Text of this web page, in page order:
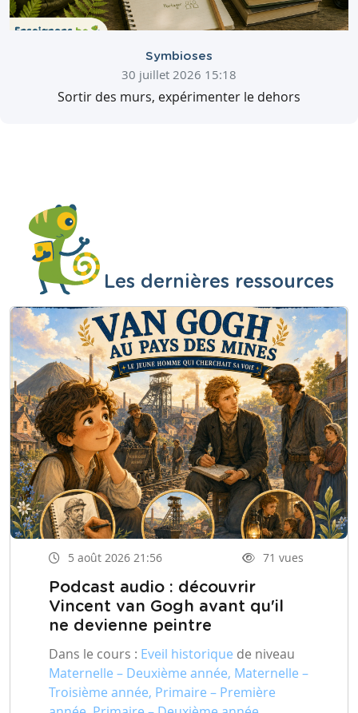
Symbioses
30 juillet 2026 15:18
Sortir des murs, expérimenter le dehors
Les dernières ressources
5 août 2026 21:56 71 vues
Podcast audio : découvrir
Vincent van Gogh avant qu'il
ne devienne peintre
Dans le cours : Eveil historique de niveau
Maternelle – Deuxième année, Maternelle –
Troisième année, Primaire – Première